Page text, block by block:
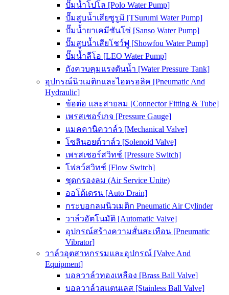
ปั๊มน้ำโปโล [Polo Water Pump]
ปั๊มสูบน้ำเสียซูรูมิ [TSurumi Water Pump]
ปั๊มน้ำยาเคมีซันโซ่ [Sanso Water Pump]
ปั๊มสูบน้ำเสียโชว์ฟู [Showfou Water Pump]
ปั๊มน้ำลีโอ [LEO Water Pump]
ถังควบคุมแรงดันน้ำ [Water Pressure Tank]
อุปกรณ์นิวเมติกและไฮดรอลิค [Pneumatic And
Hydraulic]
ข้อต่อ และสายลม [Connector Fitting & Tube]
เพรสเชอร์เกจ [Pressure Gauge]
แมคคานิควาล์ว [Mechanical Valve]
โซลินอยด์วาล์ว [Solenoid Valve]
เพรสเชอร์สวิทช์ [Pressure Switch]
โฟลว์สวิทช์ [Flow Switch]
ชุดกรองลม (Air Service Unite)
ออโต้เดรน [Auto Drain]
กระบอกลมนิวเมติก Pneumatic Air Cylinder
วาล์วอัตโนมัติ [Automatic Valve]
อุปกรณ์สร้างความสั่นสะเทือน [Pneumatic
Vibrator]
วาล์วอุตสาหกรรมและอุปกรณ์ [Valve And
Equipment]
บอลวาล์วทองเหลือง [Brass Ball Valve]
บอลวาล์วสแตนเลส [Stainless Ball Valve]